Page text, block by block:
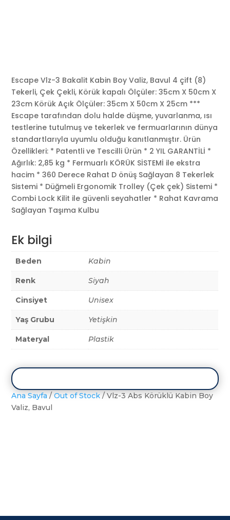
Escape Vlz-3 Bakalit Kabin Boy Valiz, Bavul 4 çift (8)
Tekerli, Çek Çekli, Körük kapalı Ölçüler: 35cm X 50cm X
23cm Körük Açık Ölçüler: 35cm X 50cm X 25cm ***
Escape tarafından dolu halde düşme, yuvarlanma, ısı
testlerine tutulmuş ve tekerlek ve fermuarlarının dünya
standartlarıyla uyumlu olduğu kanıtlanmıştır. Ürün
Özellikleri: * Patentli ve Tescilli Ürün * 2 YIL GARANTİLİ *
Ağırlık: 2,85 kg * Fermuarlı KÖRÜK SİSTEMİ ile ekstra
hacim * 360 Derece Rahat D önüş Sağlayan 8 Tekerlek
Sistemi * Düğmeli Ergonomik Trolley (Çek çek) Sistemi *
Combi Lock Kilit ile güvenli seyahatler * Rahat Kavrama
Sağlayan Taşıma Kulbu
Ek bilgi
Beden Kabin
Renk Siyah
Cinsiyet Unisex
Yaş Grubu Yetişkin
Materyal Plastik
Ana Sayfa /Out of Stock / Vlz-3 Abs Körüklü Kabin Boy
Valiz, Bavul